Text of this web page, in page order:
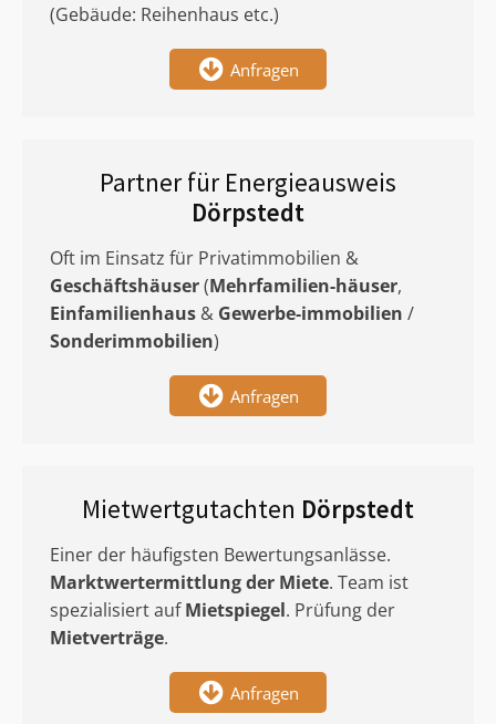
(Gebäude: Reihenhaus etc.)
Anfragen
Partner für Energieausweis
Dörpstedt
Oft im Einsatz für Privatimmobilien &
Geschäftshäuser(Mehrfamilien-häuser,
Einfamilienhaus & Gewerbe-immobilien /
Sonderimmobilien)
Anfragen
Mietwertgutachten Dörpstedt
Einer der häufigsten Bewertungsanlässe.
Marktwertermittlungder Miete. Team ist
spezialisiert aufMietspiegel. Prüfung der
Mietverträge.
Anfragen